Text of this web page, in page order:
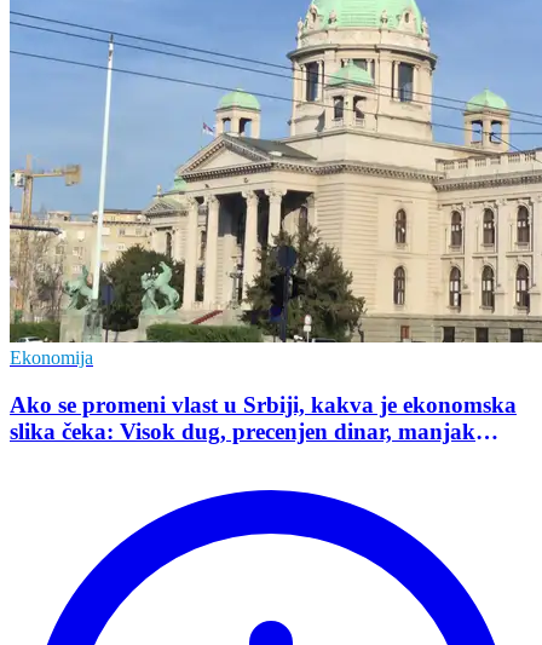
Ekonomija
Ako se promeni vlast u Srbiji, kakva je ekonomska
slika čeka: Visok dug, precenjen dinar, manjak